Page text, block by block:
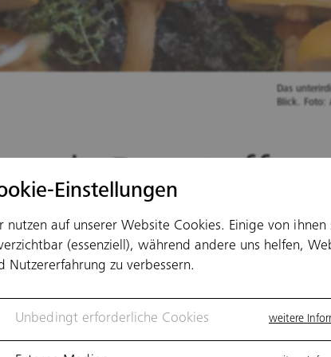
Einstellungen
nutzen auf unserer Website Cookies. Einige von ihnen
(essenziell), während andere uns helfen,
Nutzererfahrung zu verbessern.
Unbedingt erforderliche Cookies weitere
Das
Blick. Foto:
als Baustoff:
bald die
im